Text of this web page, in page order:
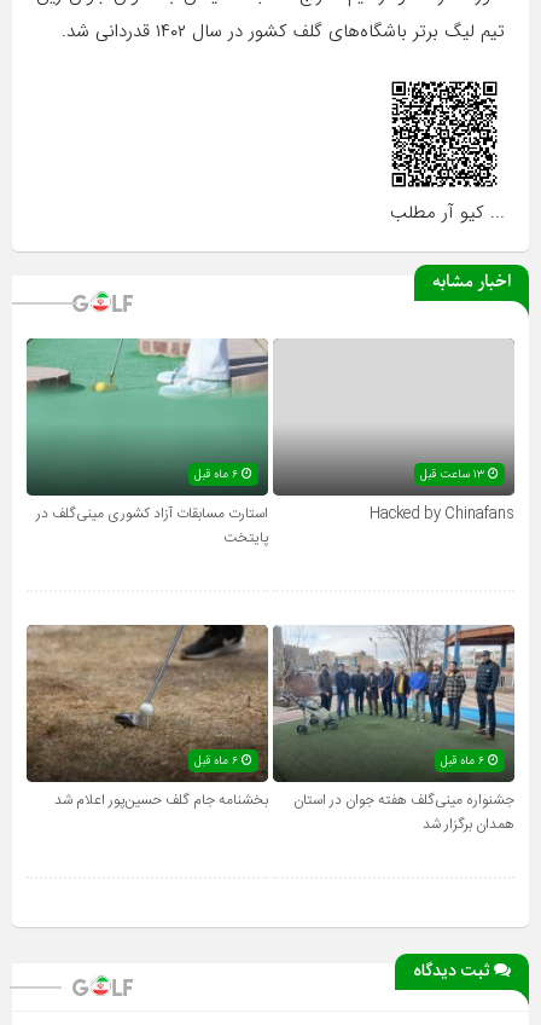
تیم لیگ برتر باشگاه‌های گلف کشور در سال ۱۴۰۲ قدردانی شد.
... کیو آر مطلب
اخبار مشابه
۱۳ ساعت قبل
Hacked by Chinafans
استارت مسابقات آزاد کشوری مینی‌گلف در
پایتخت
۶ ماه قبل
جشنواره مینی‌گلف هفته جوان در استان
همدان برگزار شد
بخشنامه جام گلف حسین‌پور اعلام شد
ثبت دیدگاه